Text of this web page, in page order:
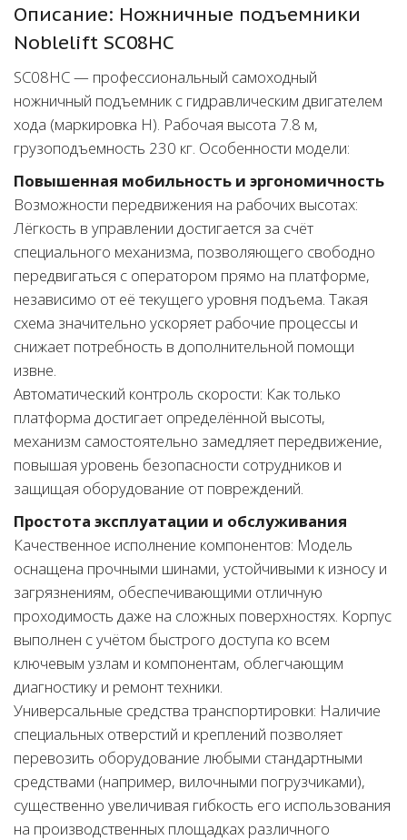
Описание: Ножничные подъемники
Noblelift SC08HC
SC08HC — профессиональный самоходный
ножничный подъемник с гидравлическим двигателем
хода (маркировка H). Рабочая высота 7.8 м,
грузоподъемность 230 кг. Особенности модели:
Повышенная мобильность и эргономичность
Возможности передвижения на рабочих высотах:
Лёгкость в управлении достигается за счёт
специального механизма, позволяющего свободно
передвигаться с оператором прямо на платформе,
независимо от её текущего уровня подъема. Такая
схема значительно ускоряет рабочие процессы и
снижает потребность в дополнительной помощи
извне.
Автоматический контроль скорости: Как только
платформа достигает определённой высоты,
механизм самостоятельно замедляет передвижение,
повышая уровень безопасности сотрудников и
защищая оборудование от повреждений.
Простота эксплуатации и обслуживания
Качественное исполнение компонентов: Модель
оснащена прочными шинами, устойчивыми к износу и
загрязнениям, обеспечивающими отличную
проходимость даже на сложных поверхностях. Корпус
выполнен с учётом быстрого доступа ко всем
ключевым узлам и компонентам, облегчающим
диагностику и ремонт техники.
Универсальные средства транспортировки: Наличие
специальных отверстий и креплений позволяет
перевозить оборудование любыми стандартными
средствами (например, вилочными погрузчиками),
существенно увеличивая гибкость его использования
на производственных площадках различного